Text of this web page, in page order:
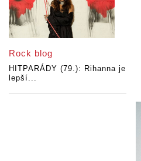
Rock blog
HITPARÁDY (79.): Rihanna je
lepší...